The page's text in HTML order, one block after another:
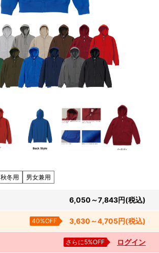
秋冬用 男女兼用
6,050～7,843円(税込)
40%OFF 3,630～4,705円(税込)
さらに5%OFF ログイン